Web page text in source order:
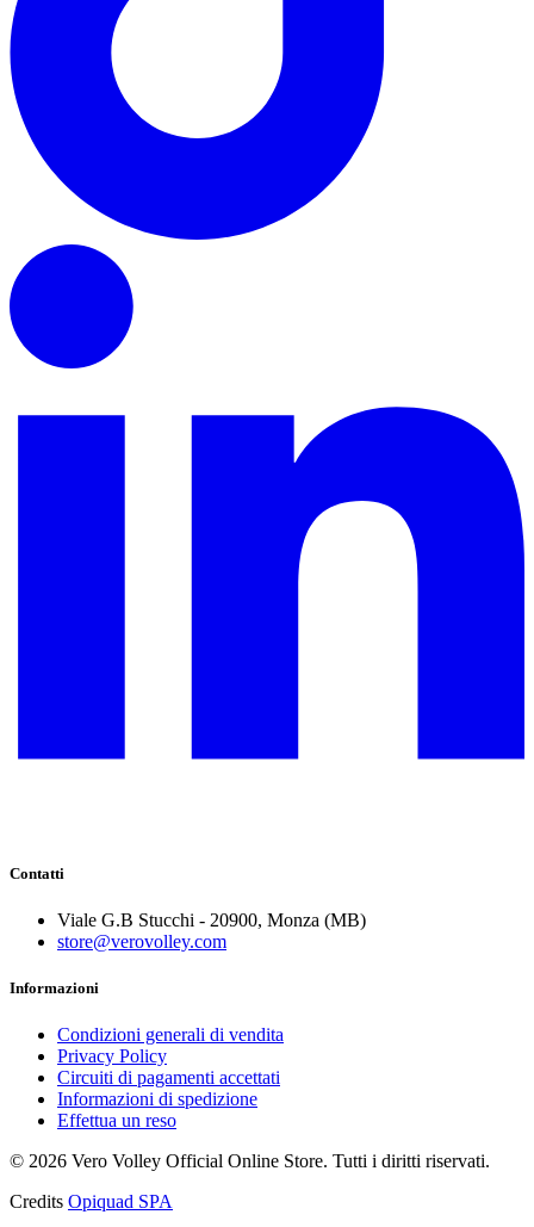
Contatti
Viale G.B Stucchi - 20900, Monza (MB)
store@verovolley.com
Informazioni
Condizioni generali di vendita
Privacy Policy
Circuiti di pagamenti accettati
Informazioni di spedizione
Effettua un reso
© 2026 Vero Volley Official Online Store. Tutti i diritti riservati.
Credits Opiquad SPA